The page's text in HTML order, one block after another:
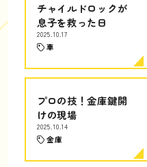
チャイルドロックが
息子を救った日
2025.10.17
車
プロの技！金庫鍵開
けの現場
2025.10.14
金庫